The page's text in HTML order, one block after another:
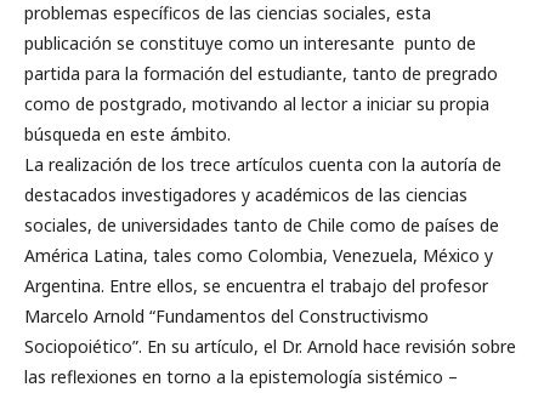
problemas específicos de las ciencias sociales, esta
publicación se constituye como un interesante punto de
partida para la formación del estudiante, tanto de pregrado
como de postgrado, motivando al lector a iniciar su propia
búsqueda en este ámbito.
La realización de los trece artículos cuenta con la autoría de
destacados investigadores y académicos de las ciencias
sociales, de universidades tanto de Chile como de países de
América Latina, tales como Colombia, Venezuela, México y
Argentina. Entre ellos, se encuentra el trabajo del profesor
Marcelo Arnold “Fundamentos del Constructivismo
Sociopoiético”. En su artículo, el Dr. Arnold hace revisión sobre
las reflexiones en torno a la epistemología sistémico –